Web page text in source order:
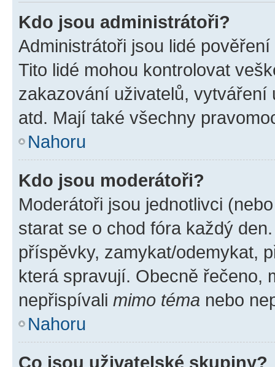
Kdo jsou administrátoři?
Administrátoři jsou lidé
Tito lidé mohou kontrolovat
zakazování uživatelů,
atd. Mají také všechny
Nahoru
Kdo jsou moderátoři?
Moderátoři jsou jednotlivci
starat se o chod fóra každý
příspěvky, zamykat/odemykat,
která spravují. Obecně řečeno,
nepřispívali mimo téma nebo
Nahoru
Co jsou uživatelské skupiny?